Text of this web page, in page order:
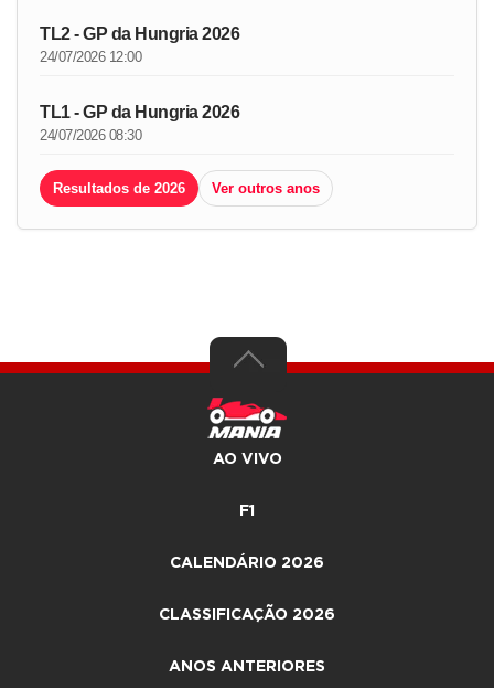
TL2 - GP da Hungria 2026
24/07/2026 12:00
TL1 - GP da Hungria 2026
24/07/2026 08:30
Resultados de 2026 Ver outros anos
AO VIVO
F1
CALENDÁRIO 2026
CLASSIFICAÇÃO 2026
ANOS ANTERIORES